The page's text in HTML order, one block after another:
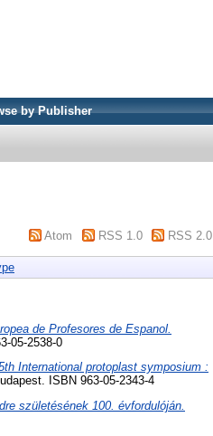
by Publisher
Atom RSS 1.0 RSS 2.0
de Profesores de Espanol.
05-2538-0
International protoplast symposium :
ISBN 963-05-2343-4
születésének 100. évfordulóján.